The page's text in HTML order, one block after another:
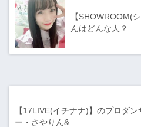
【SHOWROOM(
んはどんな人？…
【17LIVE(イチナナ)】のプロダ
ー・さやりん&…